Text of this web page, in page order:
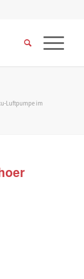
Luftpumpe im